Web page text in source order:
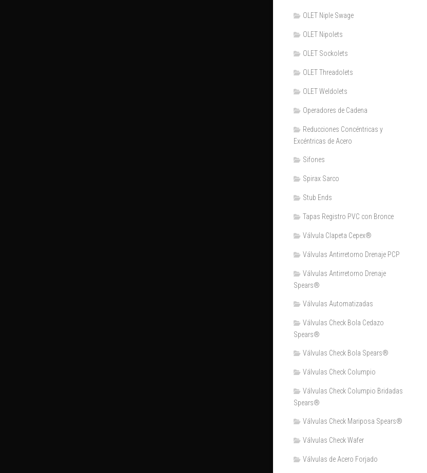
OLET Niple Swage
OLET Nipolets
OLET Sockolets
OLET Threadolets
OLET Weldolets
Operadores de Cadena
Reducciones Concéntricas y
Excéntricas de Acero
Sifones
Spirax Sarco
Stub Ends
Tapas Registro PVC con Bronce
Válvula Clapeta Cepex®
Válvulas Antirretorno Drenaje PCP
Válvulas Antirretorno Drenaje
Spears®
Válvulas Automatizadas
Válvulas Check Bola Cedazo
Spears®
Válvulas Check Bola Spears®
Válvulas Check Columpio
Válvulas Check Columpio Bridadas
Spears®
Válvulas Check Mariposa Spears®
Válvulas Check Wafer
Válvulas de Acero Forjado